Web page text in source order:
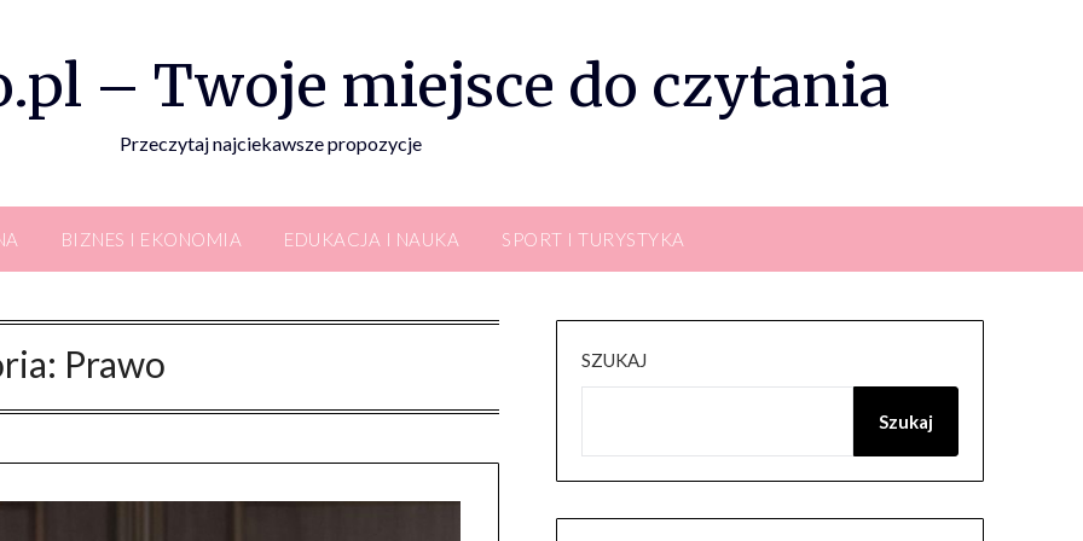
– Twoje miejsce do czytania
Przeczytaj najciekawsze propozycje
BIZNES I EKONOMIA EDUKACJA I NAUKA SPORT I TURYSTYKA
Prawo SZUKAJ
Szukaj